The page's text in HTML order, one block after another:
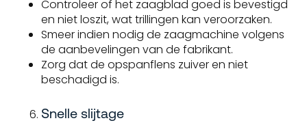
Controleer of het zaagblad goed is bevestigd
en niet loszit, wat trillingen kan veroorzaken.
Smeer indien nodig de zaagmachine volgens
de aanbevelingen van de fabrikant.
Zorg dat de opspanflens zuiver en niet
beschadigd is.
Snelle slijtage